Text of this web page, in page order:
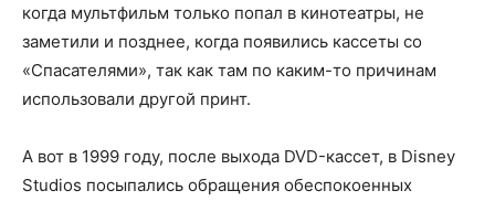
когда мультфильм только попал в кинотеатры, не
заметили и позднее, когда появились кассеты со
«Спасателями», так как там по каким-то причинам
использовали другой принт.
А вот в 1999 году, после выхода DVD-кассет, в Disney
Studios посыпались обращения обеспокоенных